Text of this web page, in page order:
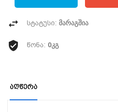
სტატუსი: მარაგშია
წონა: 0კგ
Აღწერა